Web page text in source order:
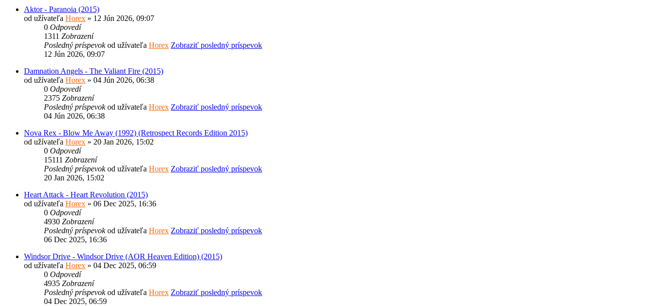
Aktor - Paranoia (2015)
od užívateľa Horex » 12 Jún 2026, 09:07
0 Odpovedí
1311 Zobrazení
Posledný príspevokod užívateľa Horex Zobraziť posledný príspevok
12 Jún 2026, 09:07
Damnation Angels - The Valiant Fire (2015)
od užívateľa Horex » 04 Jún 2026, 06:38
0 Odpovedí
2375 Zobrazení
Posledný príspevokod užívateľa Horex Zobraziť posledný príspevok
04 Jún 2026, 06:38
Nova Rex - Blow Me Away (1992) (Retrospect Records Edition 2015)
od užívateľa Horex » 20 Jan 2026, 15:02
0 Odpovedí
15111 Zobrazení
Posledný príspevokod užívateľa Horex Zobraziť posledný príspevok
20 Jan 2026, 15:02
Heart Attack - Heart Revolution (2015)
od užívateľa Horex » 06 Dec 2025, 16:36
0 Odpovedí
4930 Zobrazení
Posledný príspevokod užívateľa Horex Zobraziť posledný príspevok
06 Dec 2025, 16:36
Windsor Drive - Windsor Drive (AOR Heaven Edition) (2015)
od užívateľa Horex » 04 Dec 2025, 06:59
0 Odpovedí
4935 Zobrazení
Posledný príspevokod užívateľa Horex Zobraziť posledný príspevok
04 Dec 2025, 06:59